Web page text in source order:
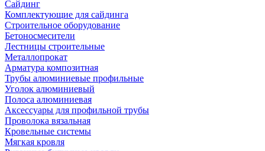
Сайдинг
Комплектующие для сайдинга
Строительное оборудование
Бетоносмесители
Лестницы строительные
Металлопрокат
Арматура композитная
Трубы алюминиевые профильные
Уголок алюминиевый
Полоса алюминиевая
Аксессуары для профильной трубы
Проволока вязальная
Кровельные системы
Мягкая кровля